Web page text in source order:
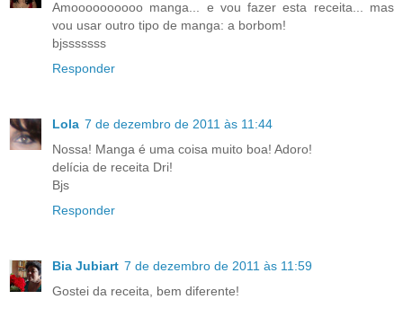
Amoooooooooo manga... e vou fazer esta receita... mas
vou usar outro tipo de manga: a borbom!
bjsssssss
Responder
Lola 7 de dezembro de 2011 às 11:44
Nossa! Manga é uma coisa muito boa! Adoro!
delícia de receita Dri!
Bjs
Responder
Bia Jubiart 7 de dezembro de 2011 às 11:59
Gostei da receita, bem diferente!